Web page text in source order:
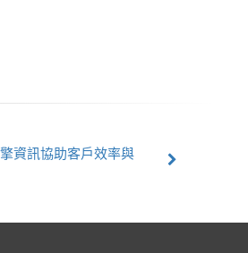
資訊協助客戶效率與